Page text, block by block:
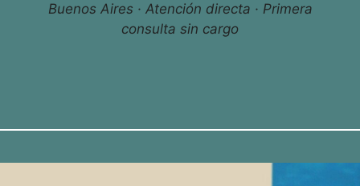
Buenos Aires · Atención directa · Primera
consulta sin cargo